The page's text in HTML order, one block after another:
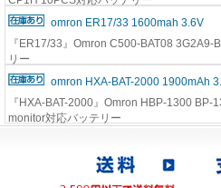
omron ER17/33 1600mah 3.6V
『ER17/33』Omron C500-BAT08 3G2A9-
リー
omron HXA-BAT-2000 1900mAh
『HXA-BAT-2000』Omron HBP-1300 BP-
monitor対応バッテリー